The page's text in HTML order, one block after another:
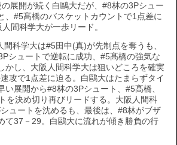
展開が続く白鷗大だが、#8林の3Pシュー
、#5髙橋のバスケットカウントで1点差に
間科学大が一歩リード。
科学大は#5田中(真)が先制点を奪うも、
シュートで逆転に成功、#5髙橋の強気な
かし、大阪人間科学大は狙いどころを確実
攻で1点差に迫る。白鷗大はたまらずタイ
い展開から#8林の3Pシュート、#5髙橋、
を決め切り再びリードする。大阪人間科
ュートを沈めるも、最後は、#8林がブザ
て37－29。白鷗大に流れが傾き勝負の行